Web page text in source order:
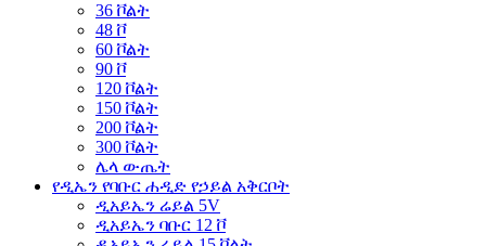
36 ቮልት
48 ቮ
60 ቮልት
90 ቮ
120 ቮልት
150 ቮልት
200 ቮልት
300 ቮልት
ሌላ ውጤት
የዲኤን የባቡር ሐዲድ የኃይል አቅርቦት
ዲአይኤን ሬይል 5V
ዲአይኤን ባቡር 12 ቮ